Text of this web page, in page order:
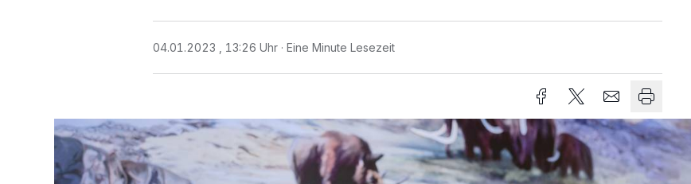
04.01.2023 , 13:26 Uhr Eine Minute Lesezeit